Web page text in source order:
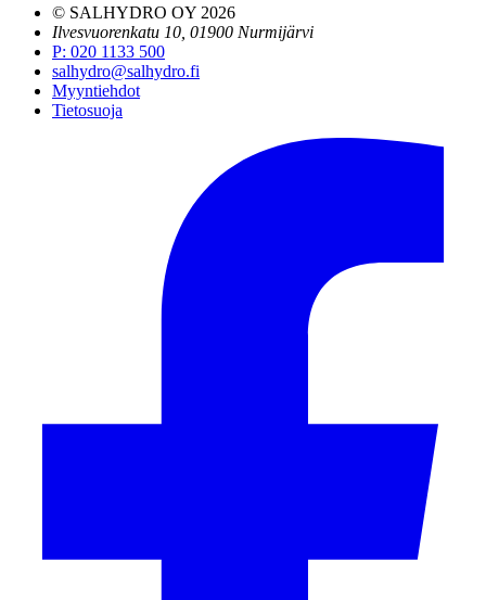
© SALHYDRO OY 2026
Ilvesvuorenkatu 10, 01900 Nurmijärvi
P: 020 1133 500
salhydro@salhydro.fi
Myyntiehdot
Tietosuoja